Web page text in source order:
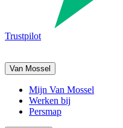
Trustpilot
Van Mossel
Mijn Van Mossel
Werken bij
Persmap